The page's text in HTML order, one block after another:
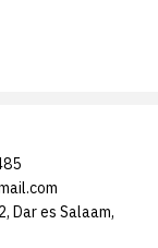
Dar es Salaam,